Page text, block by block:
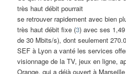
très haut débit pourrait
se retrouver rapidement avec bien
très haut débit fixe (3) avec ses
de 30 Mbits/s), dont seulement
SEF à Lyon a vanté les services
visionnage de la TV, jeux en ligne,
Orange, qui a déjà ouvert à